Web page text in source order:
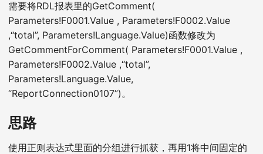
需要将RDL报表里的GetComment(
Parameters!F0001.Value , Parameters!F0002.Value
,“total”, Parameters!Language.Value)函数修改为
GetCommentForComment( Parameters!F0001.Value ,
Parameters!F0002.Value ,“total”,
Parameters!Language.Value,
“ReportConnection0107”)。
思路
使用正则表达式里面的分组进行抓获，再用1将中间固定的